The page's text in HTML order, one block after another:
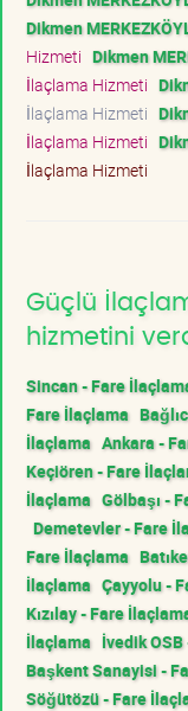
Dikmen
Hizmeti Dikmen
İlaçlama Hizmeti
İlaçlama Hizmeti
İlaçlama Hizmeti
İlaçlama Hizmeti
Güçlü
hizmetini
Sincan - Fare
Fare İlaçlama
İlaçlama Ankara -
Keçiören - Fare
İlaçlama Gölbaşı -
Demetevler - Fare
Fare İlaçlama
İlaçlama Çayyolu -
Kızılay - Fare
İlaçlama İvedik
Başkent Sanayisi -
Söğütözü - Fare